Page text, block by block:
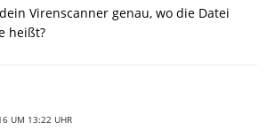
Virenscanner genau, wo die Datei
heißt?
UM 13:22 UHR